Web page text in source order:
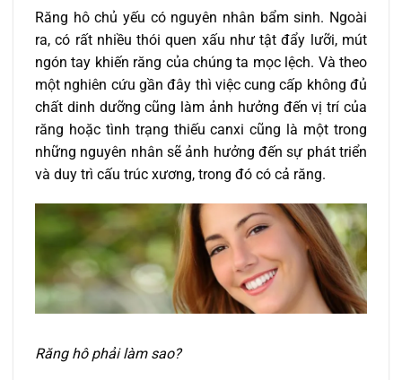
Răng hô chủ yếu có nguyên nhân bẩm sinh. Ngoài
ra, có rất nhiều thói quen xấu như tật đẩy lưỡi, mút
ngón tay khiến răng của chúng ta mọc lệch. Và theo
một nghiên cứu gần đây thì việc cung cấp không đủ
chất dinh dưỡng cũng làm ảnh hưởng đến vị trí của
răng hoặc tình trạng thiếu canxi cũng là một trong
những nguyên nhân sẽ ảnh hưởng đến sự phát triển
và duy trì cấu trúc xương, trong đó có cả răng.
Răng hô phải làm sao?